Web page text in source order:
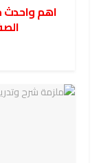
اهم واحدث